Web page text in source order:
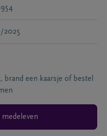
2025
brand een kaarsje of bestel
medeleven